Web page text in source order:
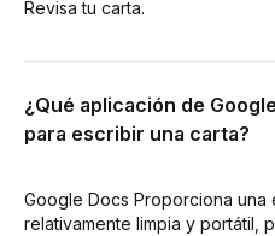
Revisa tu carta.
¿Qué aplicación de
para escribir una carta?
Google Docs Proporciona
relativamente limpia y portátil,